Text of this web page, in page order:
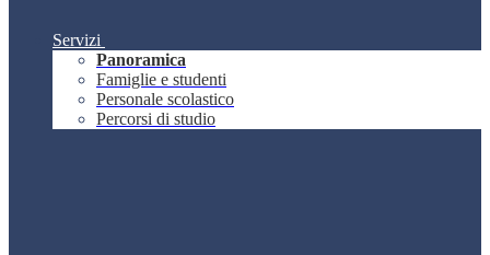
Servizi
Panoramica
Famiglie e studenti
Personale scolastico
Percorsi di studio